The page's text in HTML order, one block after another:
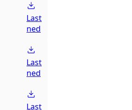
Last
ned
Last
ned
Last